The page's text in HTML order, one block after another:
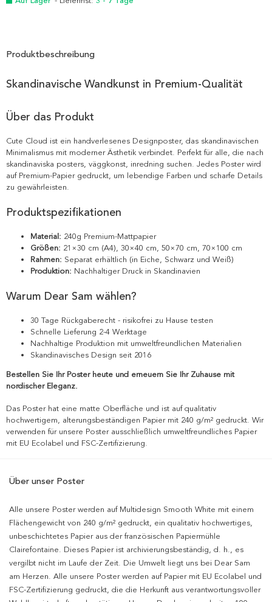
Produktbeschreibung
Skandinavische Wandkunst in Premium-Qualität
Über das Produkt
Cute Cloud ist ein handverlesenes Designposter, das skandinavischen
Minimalismus mit moderner Ästhetik verbindet. Perfekt für alle, die nach
skandinaviska posters, väggkonst, inredning suchen. Jedes Poster wird
auf Premium-Papier gedruckt, um lebendige Farben und scharfe Details
zu gewährleisten.
Produktspezifikationen
Material: 240g Premium-Mattpapier
Größen: 21×30 cm (A4), 30×40 cm, 50×70 cm, 70×100 cm
Rahmen: Separat erhältlich (in Eiche, Schwarz und Weiß)
Produktion: Nachhaltiger Druck in Skandinavien
Warum Dear Sam wählen?
30 Tage Rückgaberecht - risikofrei zu Hause testen
Schnelle Lieferung 2-4 Werktage
Nachhaltige Produktion mit umweltfreundlichen Materialien
Skandinavisches Design seit 2016
Bestellen Sie Ihr Poster heute und erneuern Sie Ihr Zuhause mit
nordischer Eleganz.
Das Poster hat eine matte Oberfläche und ist auf qualitativ
hochwertigem, alterungsbeständigen Papier mit 240 g/m² gedruckt. Wir
verwenden für unsere Poster ausschließlich umweltfreundliches Papier
mit EU Ecolabel und FSC-Zertifizierung.
Über unser Poster
Alle unsere Poster werden auf Multidesign Smooth White mit einem
Flächengewicht von 240 g/m² gedruckt, ein qualitativ hochwertiges,
unbeschichtetes Papier aus der französischen Papiermühle
Clairefontaine. Dieses Papier ist archivierungsbeständig, d. h., es
vergilbt nicht im Laufe der Zeit. Die Umwelt liegt uns bei Dear Sam
am Herzen. Alle unsere Poster werden auf Papier mit EU Ecolabel und
FSC-Zertifizierung gedruckt, die die Herkunft aus verantwortungsvoller